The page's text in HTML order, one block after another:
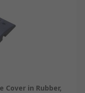
Cover in Rubber,